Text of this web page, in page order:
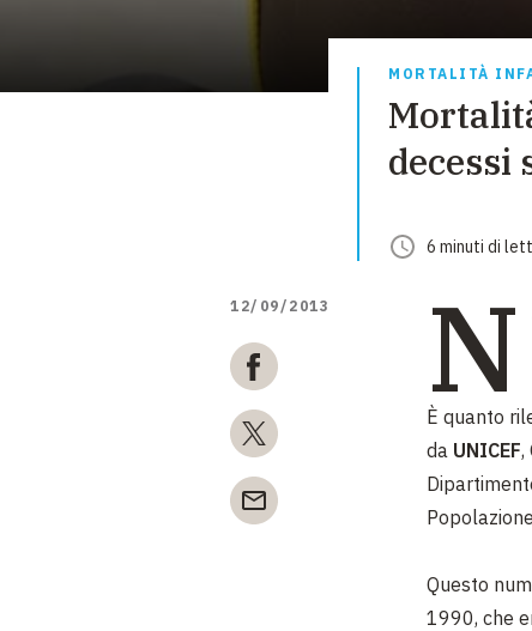
MORTALITÀ
decessi
6 minuti di
12/09/2013 N
È quanto
da UNICEF,
Questo
1990, che